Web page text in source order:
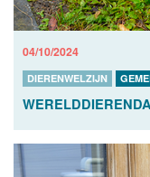
04/10/2024
DIERENWELZIJN